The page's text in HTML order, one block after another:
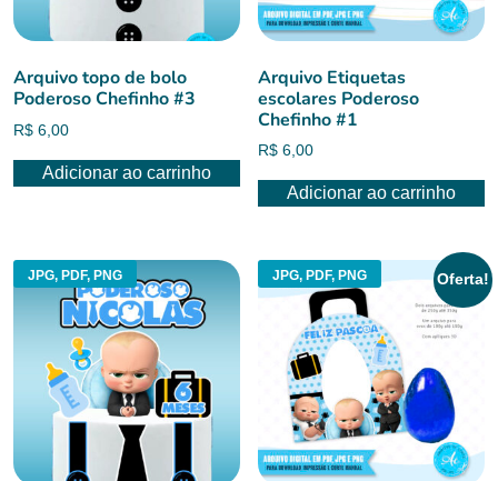
Arquivo topo de bolo
Poderoso Chefinho #3
R$ 6,00
Adicionar ao carrinho
Arquivo Etiquetas
escolares Poderoso
Chefinho #1
R$ 6,00
Adicionar ao carrinho
JPG, PDF, PNG JPG, PDF, PNG Oferta!